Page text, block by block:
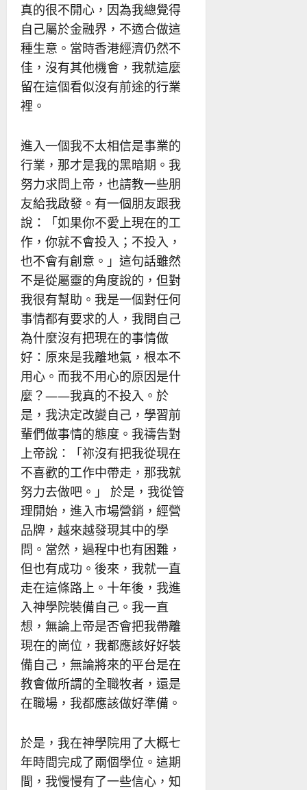
真的很不開心，因為我總覺得
自己屬於金融界，不適合做這
種生意。當時香港經濟仍然不
佳，沒有其他機會，我就這麼
留在這個看似沒有前途的行業
裡。
進入一個我不太相信是事業的
行業，那才是我的黑暗期。我
努力求問上帝，也請教一些朋
友給我啟發。有一個朋友跟我
說：「如果你不愛上現在的工
作，你就不會投入；不投入，
也不會有創意。」這句話雖然
不是從屬靈的角度說的，但對
我很有幫助。我是一個對任何
事情都有要求的人，我問自己
為什麼沒有把現在的事情做
好：原來是我離地氣，根本不
用心。而我不用心的原因是什
麼？——我真的不投入。於
是，我決定改變自己，學習前
輩們做事情的態度。我禱告對
上帝說：「祢沒有把我從現在
不喜歡的工作中帶走，那我就
努力去做吧。」 於是，我從管
理開始，進入市場營銷，經營
品牌，越來越發現其中的學
問。當然，過程中也有困難，
但也有成功。後來，我就一直
走在這條路上。十年後，我進
入神學院裝備自己。我一直
想，無論上帝是否會把我帶離
現在的崗位，我都應該好好裝
備自己，無論將來的平台是在
教會做所謂的全職牧者，還是
在職場，我都應該做好準備。
於是，我在神學院用了大概七
年時間完成了兩個學位。這期
間，我慢慢有了一些信心，知